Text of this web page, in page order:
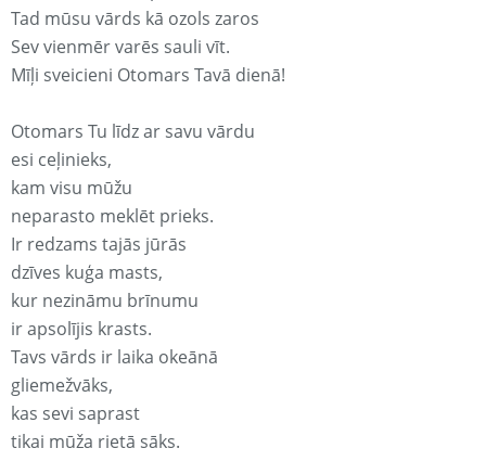
Tad mūsu vārds kā ozols zaros
Sev vienmēr varēs sauli vīt.
Mīļi sveicieni Otomars Tavā dienā!
Otomars Tu līdz ar savu vārdu
esi ceļinieks,
kam visu mūžu
neparasto meklēt prieks.
Ir redzams tajās jūrās
dzīves kuģa masts,
kur nezināmu brīnumu
ir apsolījis krasts.
Tavs vārds ir laika okeānā
gliemežvāks,
kas sevi saprast
tikai mūža rietā sāks.